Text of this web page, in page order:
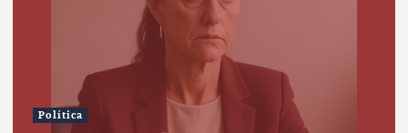
Política